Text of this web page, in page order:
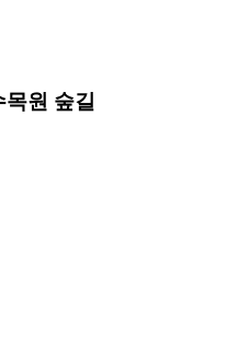
원 숲길